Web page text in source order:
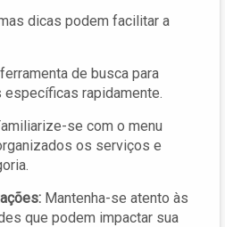
dicas podem facilitar a
de busca para
rapidamente.
se com o menu
os serviços e
Mantenha-se atento às
que podem impactar sua